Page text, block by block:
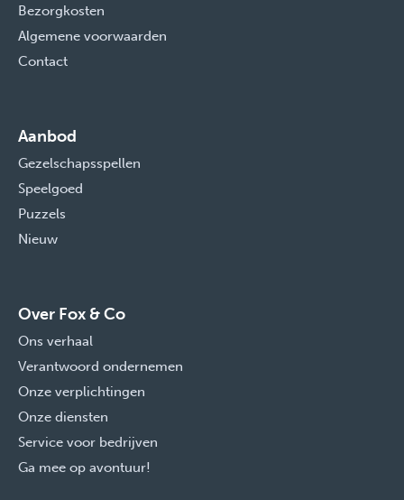
Bezorgkosten
Algemene voorwaarden
Contact
Aanbod
Gezelschapsspellen
Speelgoed
Puzzels
Nieuw
Over Fox & Co
Ons verhaal
Verantwoord ondernemen
Onze verplichtingen
Onze diensten
Service voor bedrijven
Ga mee op avontuur!